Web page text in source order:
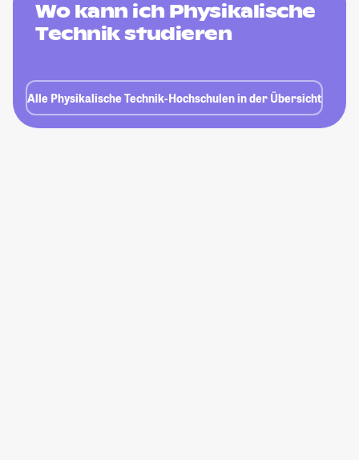
Wo kann ich Physikalische
Technik studieren
Alle Physikalische Technik-Hochschulen in der Übersicht